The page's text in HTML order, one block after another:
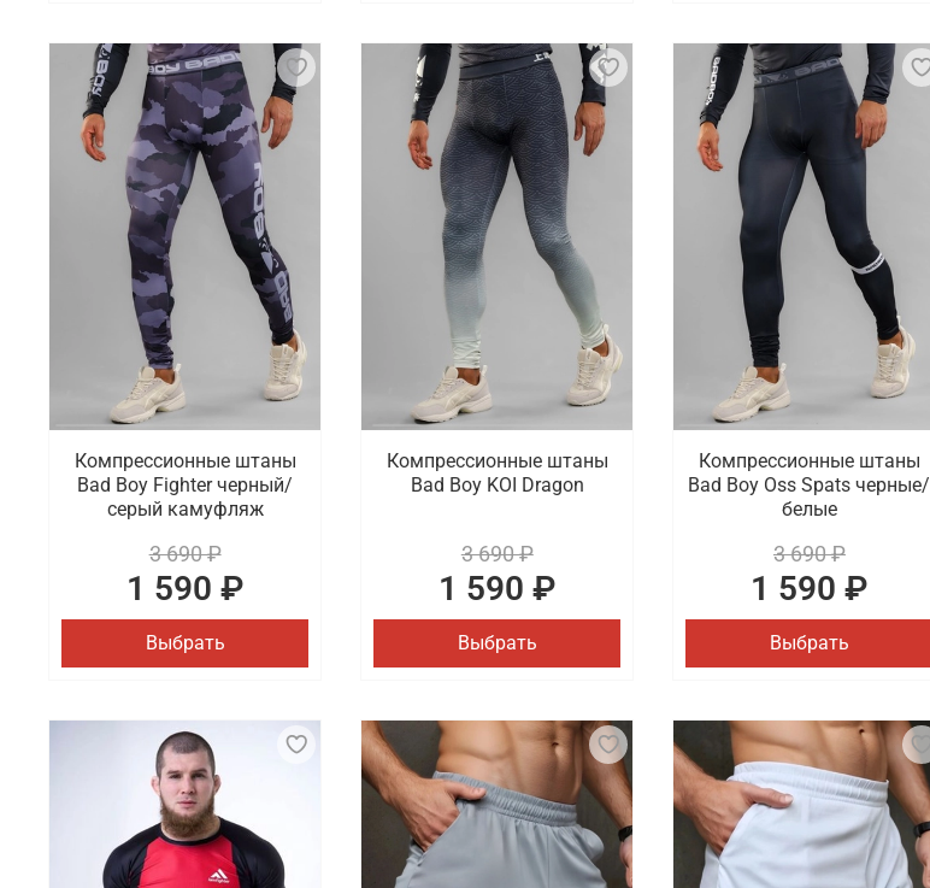
Компрессионные штаны
Bad Boy Fighter черный/
серый камуфляж
3 690 ₽
1 590 ₽
Выбрать
Компрессионные штаны
Bad Boy KOI Dragon
3 690 ₽
1 590 ₽
Выбрать
Компрессионные штаны
Bad Boy Oss Spats черные/
белые
3 690 ₽
1 590 ₽
Выбрать